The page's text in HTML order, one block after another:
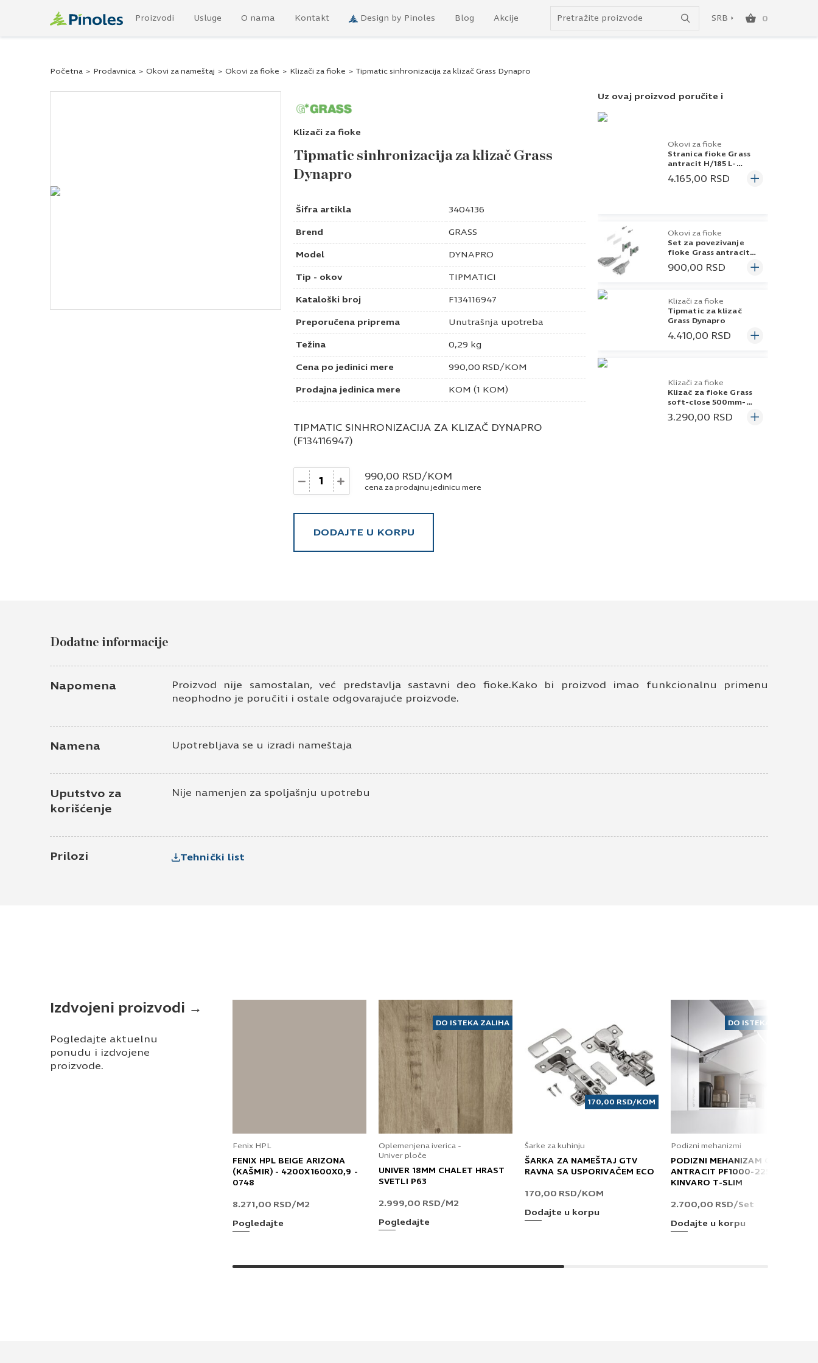
Proizvodi Usluge O nama Kontakt Design by Pinoles Blog Akcije SRB 0
Početna > Prodavnica > Okovi za nameštaj > Okovi za fioke > Klizači za fioke > Tipmatic sinhronizacija za klizač Grass Dynapro
Klizači za fioke
Tipmatic sinhronizacija za klizač Grass
Dynapro
Šifra artikla 3404136
Brend GRASS
Model DYNAPRO
Tip - okov TIPMATICI
Kataloški broj F134116947
Preporučena priprema Unutrašnja upotreba
Težina 0,29 kg
Cena po jedinici mere 990,00 RSD/KOM
Prodajna jedinica mere KOM (1 KOM)
TIPMATIC SINHRONIZACIJA ZA KLIZAČ DYNAPRO
(F134116947)
Količina 990,00 RSD/KOM
cena za prodajnu jedinicu mere
DODAJTE U KORPU
Uz ovaj proizvod poručite i
Okovi za fioke
Stranica fioke Grass
antracit H/185 L-
500mm/40kg Vionaro
4.165,00 RSD
Okovi za fioke
Set za povezivanje
fioke Grass antracit
H/185 Vionaro
900,00 RSD
Klizači za fioke
Tipmatic za klizač
Grass Dynapro
4.410,00 RSD
Klizači za fioke
Klizač za fioke Grass
soft-close 500mm-
40kg Dynapro
3.290,00 RSD
Dodatne informacije
Napomena
Proizvod nije samostalan, već predstavlja sastavni deo fioke.Kako bi proizvod imao funkcionalnu primenu
neophodno je poručiti i ostale odgovarajuće proizvode.
Namena Upotrebljava se u izradi nameštaja
Uputstvo za
korišćenje
Nije namenjen za spoljašnju upotrebu
Prilozi Tehnički list
Izdvojeni proizvodi →
Pogledajte aktuelnu
ponudu i izdvojene
proizvode.
Fenix HPL
FENIX HPL BEIGE ARIZONA
(KAŠMIR) - 4200X1600X0,9 -
0748
8.271,00 RSD/M2
Pogledajte
DO ISTEKA ZALIHA
Oplemenjena iverica -
Univer ploče
UNIVER 18MM CHALET HRAST
SVETLI P63
2.999,00 RSD/M2
Pogledajte
170,00 RSD/KOM
Šarke za kuhinju
ŠARKA ZA NAMEŠTAJ GTV
RAVNA SA USPORIVAČEM ECO
170,00 RSD/KOM
Dodajte u korpu
DO ISTEKA ZALIHA
Podizni mehanizmi
PODIZNI MEHANIZAM GRASS
ANTRACIT PF1000-2250 T
KINVARO T-SLIM
2.700,00 RSD/Set
Dodajte u korpu